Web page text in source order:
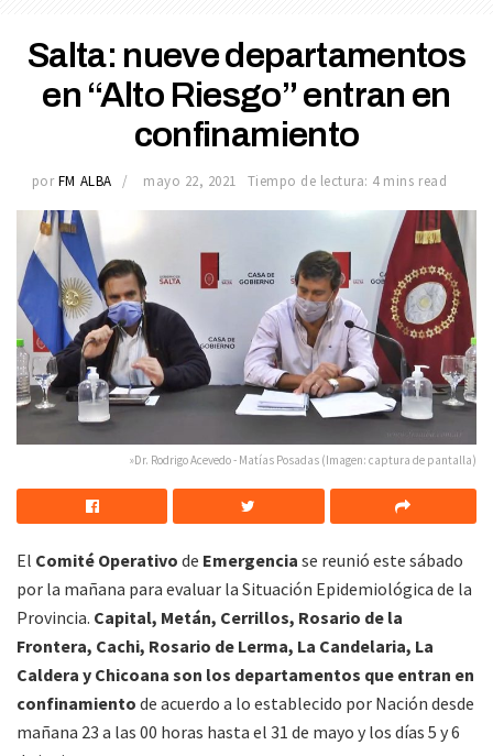
Salta: nueve departamentos
en “Alto Riesgo” entran en
confinamiento
por FM ALBA mayo 22, 2021 Tiempo de lectura: 4 mins read
»Dr. Rodrigo Acevedo - Matías Posadas (Imagen: captura de pantalla)
El Comité Operativo de Emergencia se reunió este sábado
por la mañana para evaluar la Situación Epidemiológica de la
Provincia. Capital, Metán, Cerrillos, Rosario de la
Frontera, Cachi, Rosario de Lerma, La Candelaria, La
Caldera y Chicoana son los departamentos que entran en
confinamiento de acuerdo a lo establecido por Nación desde
mañana 23 a las 00 horas hasta el 31 de mayo y los días 5 y 6